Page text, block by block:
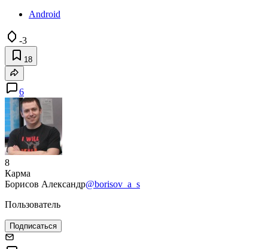
Android
-3
18
6
8
Карма
Борисов Александр@borisov_a_s
Пользователь
Подписаться